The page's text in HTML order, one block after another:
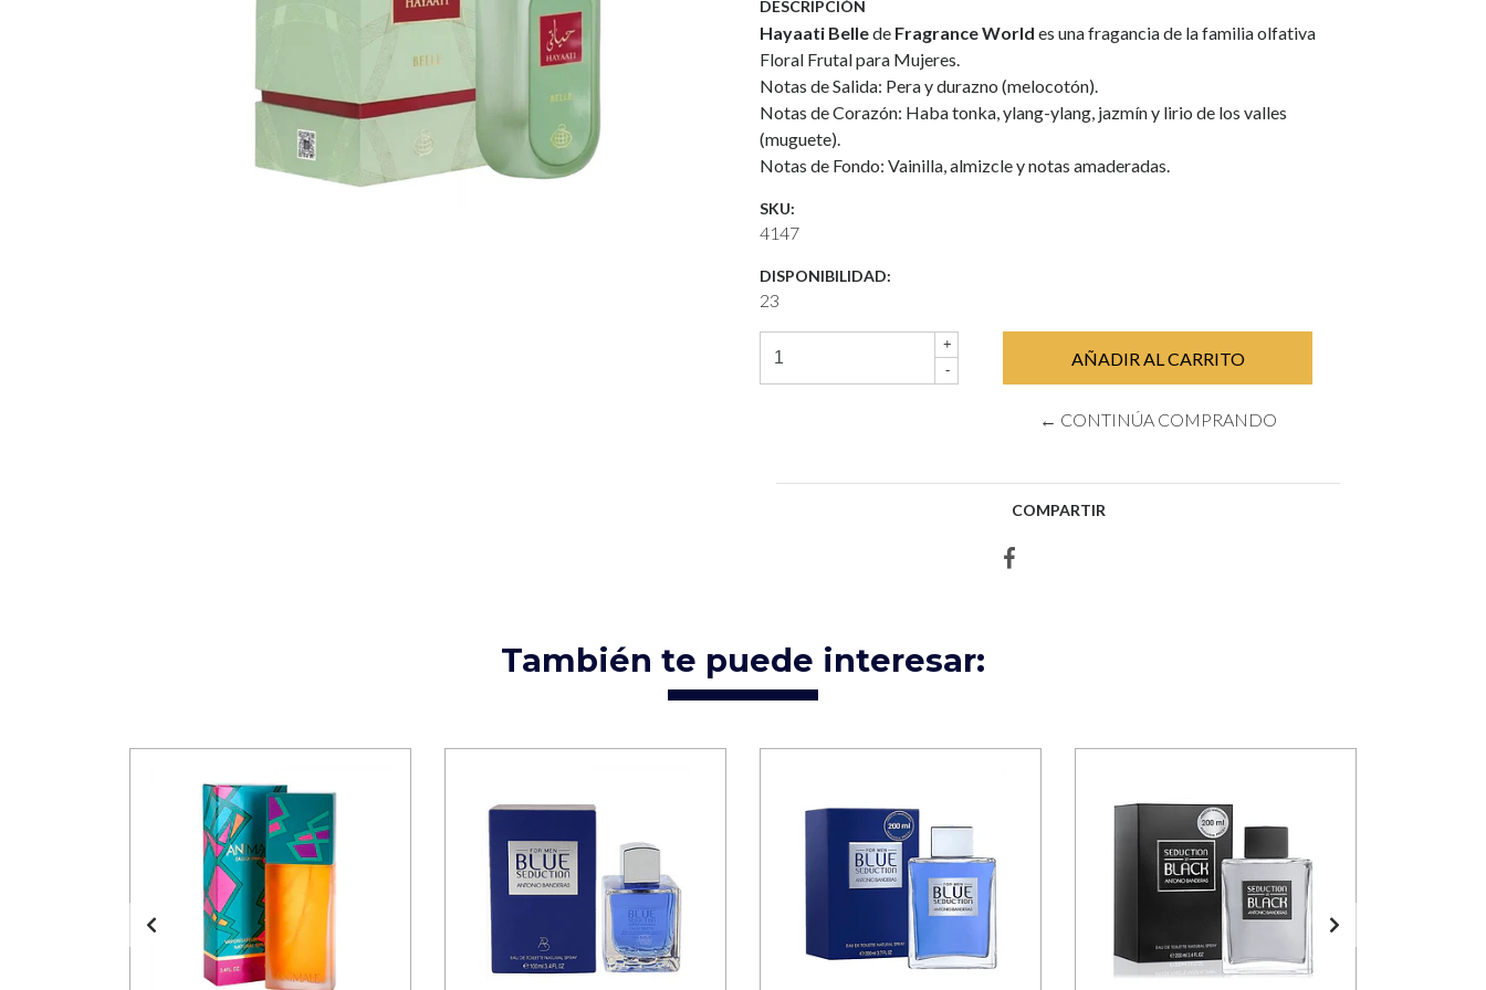
DESCRIPCIÓN
Hayaati Bellede Fragrance World es una fragancia de la familia olfativa
Floral Frutal para Mujeres.
Notas de Salida: Pera y durazno (melocotón).
Notas de Corazón: Haba tonka, ylang-ylang, jazmín y lirio de los valles
(muguete).
Notas de Fondo: Vainilla, almizcle y notas amaderadas.
SKU:
4147
DISPONIBILIDAD:
23
+
-
← CONTINÚA COMPRANDO
COMPARTIR
También te puede interesar: